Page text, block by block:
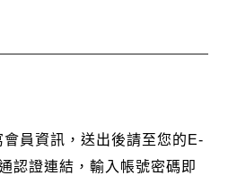
員資訊，送出後請至您的E-
認證連結，輸入帳號密碼即